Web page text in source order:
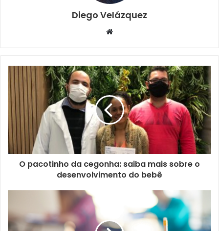
Diego Velázquez
Website
O pacotinho da cegonha: saiba mais sobre o
desenvolvimento do bebê